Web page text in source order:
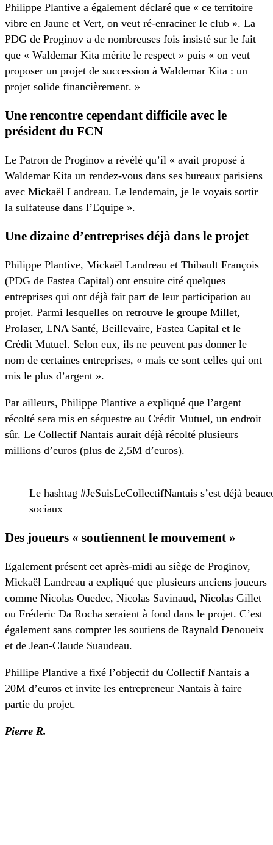
Philippe Plantive a également déclaré que « ce territoire
vibre en Jaune et Vert, on veut ré-enraciner le club ». La
PDG de Proginov a de nombreuses fois insisté sur le fait
que « Waldemar Kita mérite le respect » puis « on veut
proposer un projet de succession à Waldemar Kita : un
projet solide financièrement. »
Une rencontre cependant difficile avec le
président du FCN
Le Patron de Proginov a révélé qu’il « avait proposé à
Waldemar Kita un rendez-vous dans ses bureaux parisiens
avec Mickaël Landreau. Le lendemain, je le voyais sortir
la sulfateuse dans l’Equipe ».
Une dizaine d’entreprises déjà dans le projet
Philippe Plantive, Mickaël Landreau et Thibault François
(PDG de Fastea Capital) ont ensuite cité quelques
entreprises qui ont déjà fait part de leur participation au
projet. Parmi lesquelles on retrouve le groupe Millet,
Prolaser, LNA Santé, Beillevaire, Fastea Capital et le
Crédit Mutuel. Selon eux, ils ne peuvent pas donner le
nom de certaines entreprises, « mais ce sont celles qui ont
mis le plus d’argent ».
Par ailleurs, Philippe Plantive a expliqué que l’argent
récolté sera mis en séquestre au Crédit Mutuel, un endroit
sûr. Le Collectif Nantais aurait déjà récolté plusieurs
millions d’euros (plus de 2,5M d’euros).
Le hashtag #JeSuisLeCollectifNantais s’est déjà
sociaux
Des joueurs « soutiennent le mouvement »
Egalement présent cet après-midi au siège de Proginov,
Mickaël Landreau a expliqué que plusieurs anciens joueurs
comme Nicolas Ouedec, Nicolas Savinaud, Nicolas Gillet
ou Fréderic Da Rocha seraient à fond dans le projet. C’est
également sans compter les soutiens de Raynald Denoueix
et de Jean-Claude Suaudeau.
Phillipe Plantive a fixé l’objectif du Collectif Nantais a
20M d’euros et invite les entrepreneur Nantais à faire
partie du projet.
Pierre R.